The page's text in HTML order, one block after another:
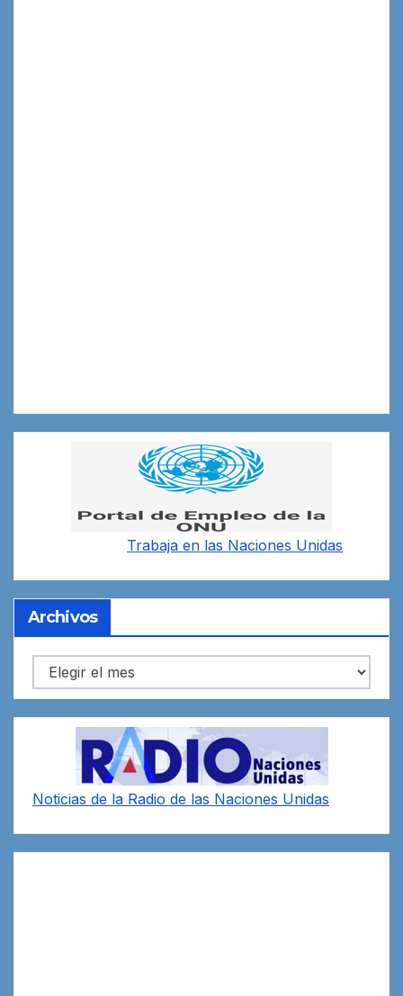
Trabaja en las Naciones Unidas
Archivos
Archivos
Noticias de la Radio de las Naciones Unidas